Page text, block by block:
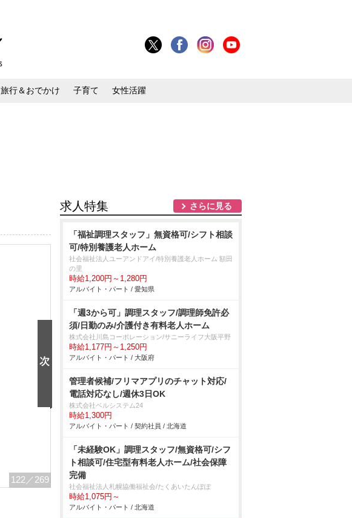
旅行＆おでかけ 子育て 女性活躍
122 ／269
求人特集 さらに見る
「福祉調理スタッフ」無資格可/シフト相談
可/特別養護老人ホーム
社会福祉法人ユーアンドアイ/特別養護老人ホーム 額田
の里
時給1,200円～1,280円
アルバイト・パート / 愛知県
「週3から可」調理スタッフ/調理師免許必
須/日勤のみ/介護付き有料老人ホーム
株式会社川島コーポレーション/サニーライフ大阪平野
時給1,177円～1,250円
アルバイト・パート / 大阪府
管理者候補/フリマアプリのチャット対応/
電話対応なし/週休3日OK
株式会社ベルシステム24
時給1,300円
アルバイト・パート / 契約社員 / 北海道
「未経験OK」調理スタッフ/無資格可/シフ
ト相談可/住宅型有料老人ホーム/社会保障
完備
社会福祉法人札幌協働福祉会/たくあいたんぽぽ
時給1,075円～
アルバイト・パート / 北海道